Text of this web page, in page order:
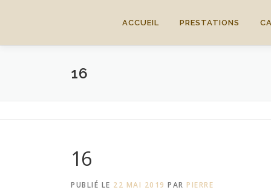
ACCUEIL PRESTATIONS
16
16
PUBLIÉ LE 22 MAI 2019 PAR PIERRE